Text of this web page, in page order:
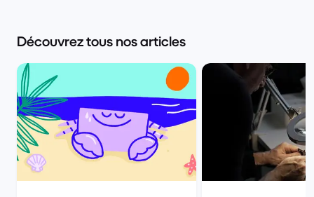
Découvrez tous nos articles